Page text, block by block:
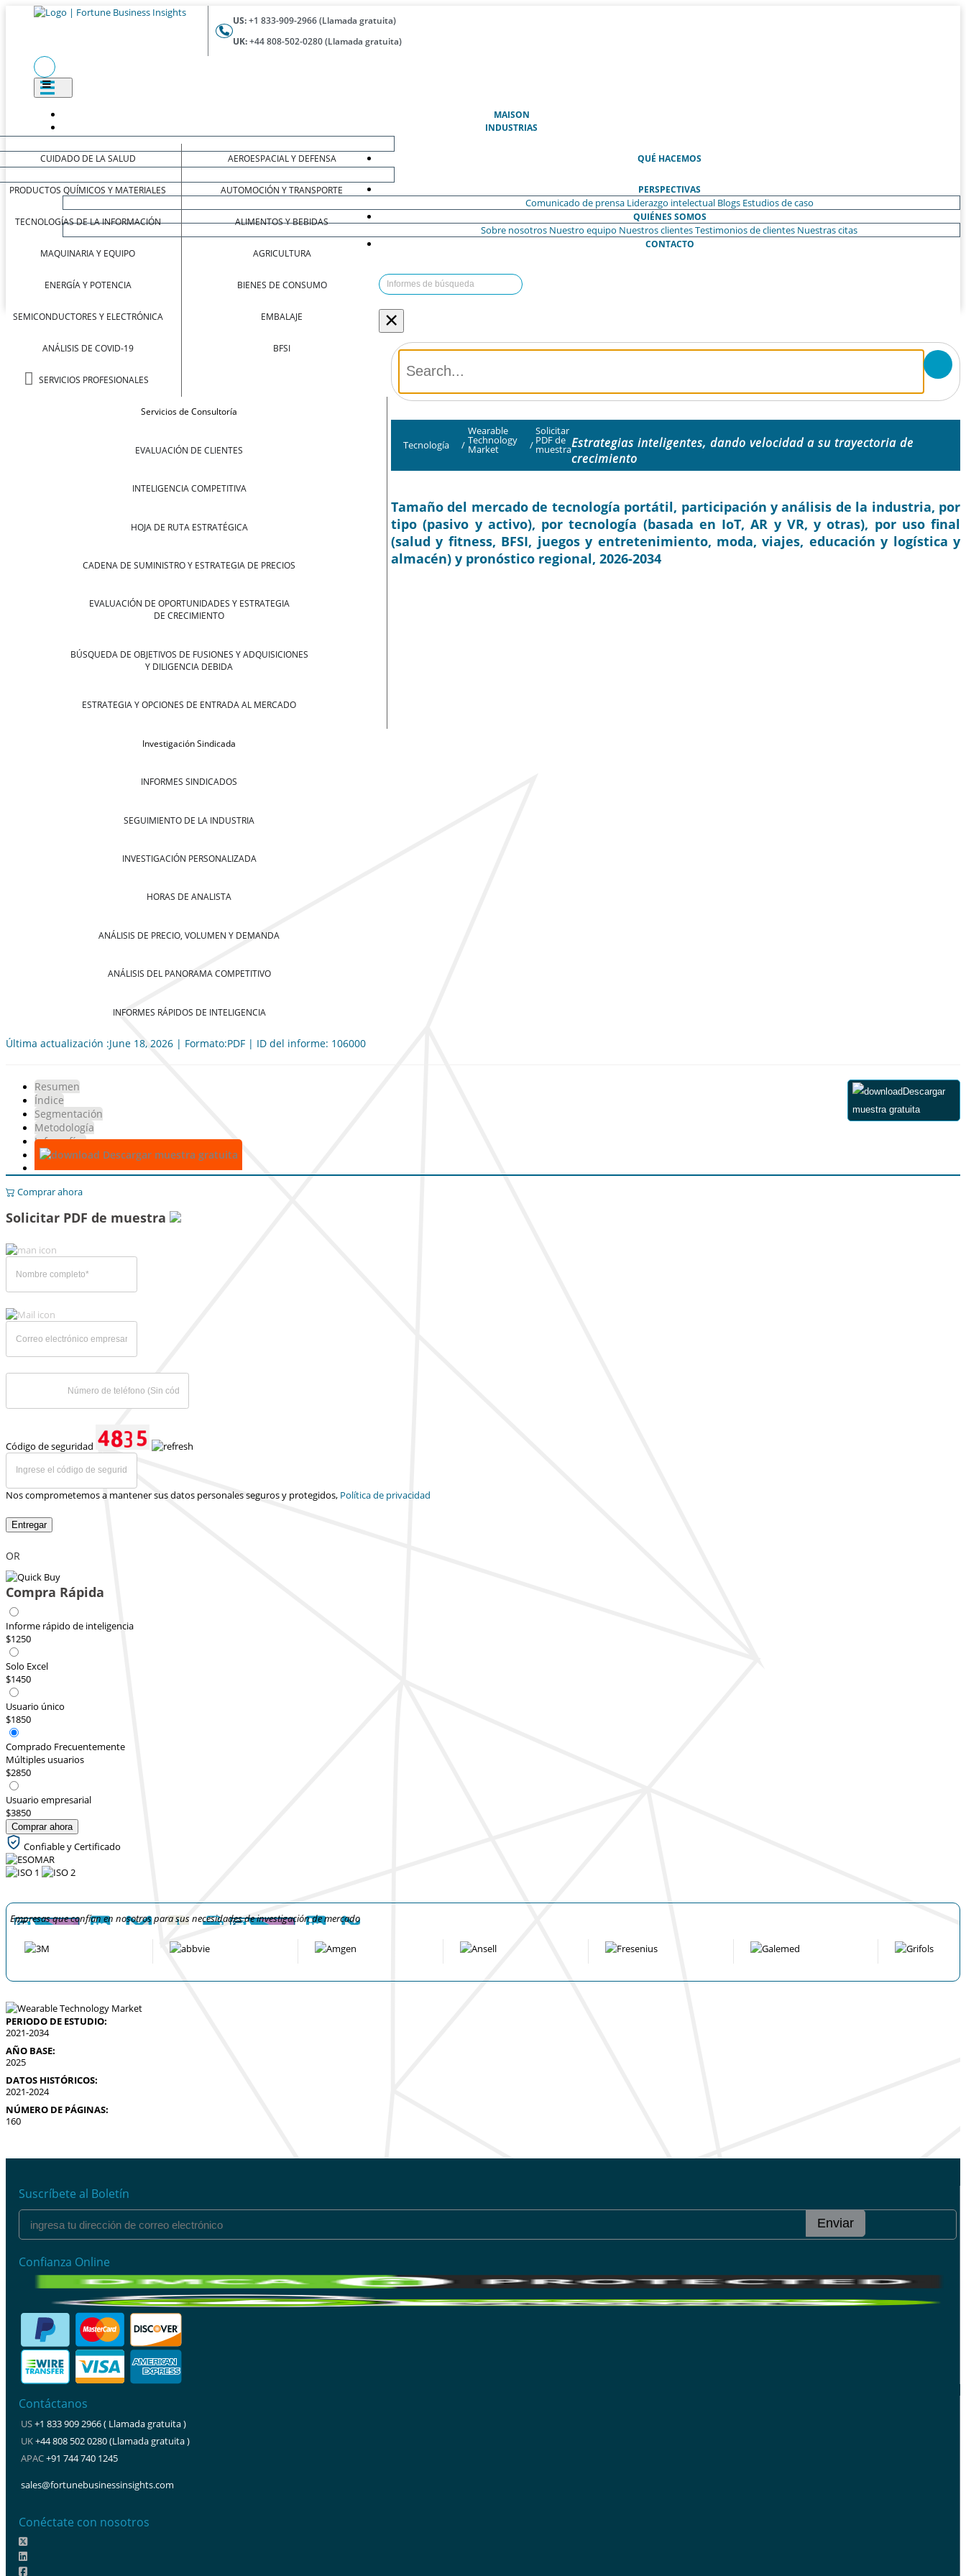
US:+1 833-909-2966 (Llamada gratuita)
UK:+44 808-502-0280 (Llamada gratuita)
MAISON(ACTUAL)
INDUSTRIAS
CUIDADO DE LA SALUD
PRODUCTOS QUÍMICOS Y MATERIALES
TECNOLOGÍAS DE LA INFORMACIÓN
MAQUINARIA Y EQUIPO
ENERGÍA Y POTENCIA
SEMICONDUCTORES Y ELECTRÓNICA
ANÁLISIS DE COVID-19
SERVICIOS PROFESIONALES
AEROESPACIAL Y DEFENSA
AUTOMOCIÓN Y TRANSPORTE
ALIMENTOS Y BEBIDAS
AGRICULTURA
BIENES DE CONSUMO
EMBALAJE
BFSI
QUÉ HACEMOS
Servicios de Consultoría
EVALUACIÓN DE CLIENTES
INTELIGENCIA COMPETITIVA
HOJA DE RUTA ESTRATÉGICA
CADENA DE SUMINISTRO Y ESTRATEGIA DE PRECIOS
EVALUACIÓN DE OPORTUNIDADES Y ESTRATEGIA
DE CRECIMIENTO
BÚSQUEDA DE OBJETIVOS DE FUSIONES Y ADQUISICIONES
Y DILIGENCIA DEBIDA
ESTRATEGIA Y OPCIONES DE ENTRADA AL MERCADO
Investigación Sindicada
INFORMES SINDICADOS
SEGUIMIENTO DE LA INDUSTRIA
INVESTIGACIÓN PERSONALIZADA
HORAS DE ANALISTA
ANÁLISIS DE PRECIO, VOLUMEN Y DEMANDA
ANÁLISIS DEL PANORAMA COMPETITIVO
INFORMES RÁPIDOS DE INTELIGENCIA
PERSPECTIVAS
Comunicado de prensa Liderazgo intelectual Blogs Estudios de caso
QUIÉNES SOMOS
Sobre nosotros Nuestro equipo Nuestros clientesTestimonios de clientes Nuestras citas
CONTACTO
×
Tecnología /
Wearable
Technology
Market /
Solicitar
PDF de
muestraEstrategias inteligentes, dando velocidad a su trayectoria de
crecimiento
Tamaño del mercado de tecnología portátil, participación y análisis de la industria, por
tipo (pasivo y activo), por tecnología (basada en IoT, AR y VR, y otras), por uso final
(salud y fitness, BFSI, juegos y entretenimiento, moda, viajes, educación y logística y
almacén) y pronóstico regional, 2026-2034
Última actualización :June 18, 2026 | Formato:PDF | ID del informe: 106000
Resumen
Índice
Segmentación
Metodología
Infografías
Descargar muestra gratuita
Descargar
muestra gratuita
Comprar ahora
Solicitar PDF de muestra
Código de seguridad
Nos comprometemos a mantener sus datos personales seguros y protegidos, Política de privacidad
Entregar
OR
Compra Rápida
Informe rápido de inteligencia
$1250
Solo Excel
$1450
Usuario único
$1850
Comprado Frecuentemente
Múltiples usuarios
$2850
Usuario empresarial
$3850
Comprar ahora
Confiable y Certificado
Empresas que confían en nosotros para sus necesidades de investigación de mercado
PERIODO DE ESTUDIO:
2021-2034
AÑO BASE:
2025
DATOS HISTÓRICOS:
2021-2024
NÚMERO DE PÁGINAS:
160
Suscríbete al Boletín
Enviar
Confianza Online
Contáctanos
US+1 833 909 2966 ( Llamada gratuita )
UK+44 808 502 0280 (Llamada gratuita )
APAC+91 744 740 1245
sales@fortunebusinessinsights.com
Conéctate con nosotros